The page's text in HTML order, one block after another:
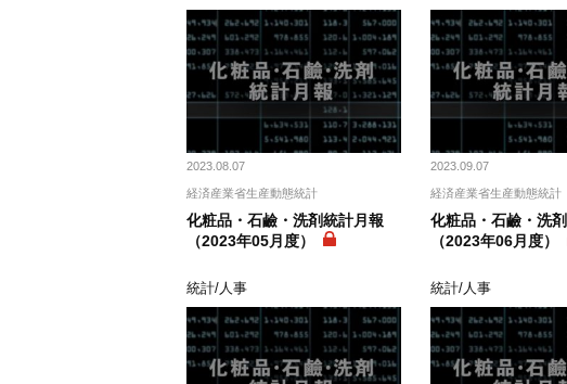
2023.08.07
経済産業省生産動態統計
化粧品・石鹼・洗剤統計月報
（2023年05月度）
2023.09.07
経済産業省生産動態統計
化粧品・石鹼・洗
（2023年06月度）
統計/人事 統計/人事